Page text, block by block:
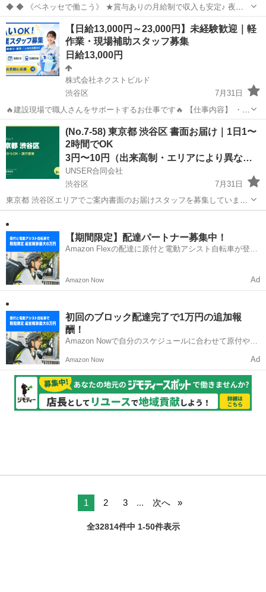
◆ ◆ 《ベネッセで働こう》 ★賞与ありの月給制で収入も安定♪ 夜勤
がない勤務でも月給制のため、 毎月安定した収入を確保でき、計画的
に生活を送ることができます。 ★正社員並みの充実した福利厚生 契約
社員の場合でも、正...
東京 渋谷区 渋谷駅 介護
【日給13,000円～23,000円】未経験歓迎｜軽
作業・現場補助スタッフ募集
日給13,000円
株式会社ネクストビルド
渋谷区
7月31日
🔥建設現場で職人さんをサポートするお仕事です🔥 【仕事内容】 ・資
材の運搬 ・現場内の清掃 ・片付け ・養生作業 ・職人さんの作業補助
難しい作業はありません。 未経験の方でも始めやすい内容です✨ 【勤
務地...
東京 渋谷区 スタッフ
(No.7-58) 東京都 渋谷区 書面お届け｜1日1〜
2時間でOK
3円〜10円（出来高制・エリアにより異なる）
UNSER合同会社
渋谷区
7月31日
東京都 渋谷区エリアでご案内書面のお届けスタッフを募集していま
す。 よくいただくご質問をまとめました。 Q. どんなお仕事ですか？
A. マンション・アパートのポストにご案内書面を投函するお仕事で
す。 スマホアプ... 【期間限定】配達パートナー募集中！
Amazon Flexの配達に原付と電動アシスト自転車が登
Amazon Now Ad
初回のブロック配達完了で1万円の追加報
酬！
Amazon Nowで自分のスケジュールに合わせて原付や電
Amazon Now Ad
1 2 3 ... 次へ
全32814件中 1-50件表示